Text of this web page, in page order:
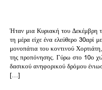
Ήταν μια Κυριακή του Δεκέμβρη
τη μέρα είχε ένα ελεύθερο 30αρί
μονοπάτια του κοντινού
της προπόνησης. Γύρω στο 10ο
δασικού ανηφορικού δρόμου
[…]